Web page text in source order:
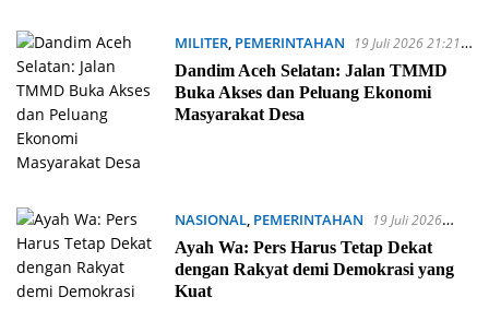
MILITER, PEMERINTAHAN
19 Juli 2026 21:21
WIB
Dandim Aceh Selatan: Jalan TMMD
Buka Akses dan Peluang Ekonomi
Masyarakat Desa
NASIONAL, PEMERINTAHAN
19 Juli 2026
01:05 WIB
Ayah Wa: Pers Harus Tetap Dekat
dengan Rakyat demi Demokrasi yang
Kuat